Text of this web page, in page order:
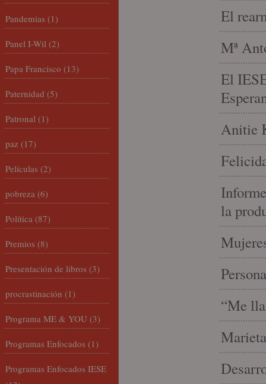
El
Mª
El
Anitie
la
“Me
Pandemias (1)
Panel I-Wil (2)
Papa Francisco (13)
Paternidad (5)
Patronal (1)
paz (17)
Películas (2)
pobreza (6)
Política (87)
Premios (8)
Presentación de libros (3)
procrastinación (1)
Programa ME & YOU (3)
Programas Enfocados (1)
Programas Enfocados IESE